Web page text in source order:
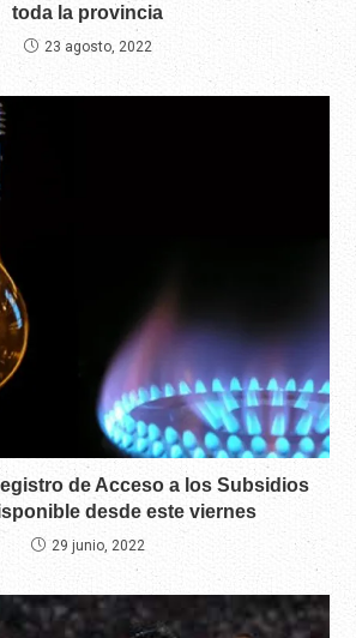
toda la provincia
23 agosto, 2022
de Acceso a los Subsidios
desde este viernes
29 junio, 2022